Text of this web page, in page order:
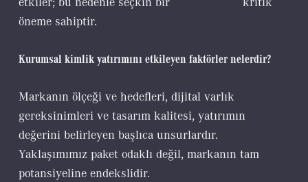
öneme sahiptir.
Kurumsal kimlik yatırımını etkileyen faktörler nelerdir?
Markanın ölçeği ve hedefleri, dijital varlık
gereksinimleri ve tasarım kalitesi, yatırımın
değerini belirleyen başlıca unsurlardır.
Yaklaşımımız paket odaklı değil, markanın tam
potansiyeline endekslidir.